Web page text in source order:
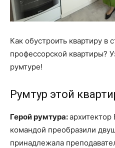
Как обустроить квартиру в
профессорской квартиры?
румтуре!
Румтур этой
Герой румтура:
командой преобразили
принадлежала